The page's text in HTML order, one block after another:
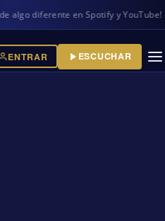
diferente en Spotify y YouTube!
ENTRAR ESCUCHAR